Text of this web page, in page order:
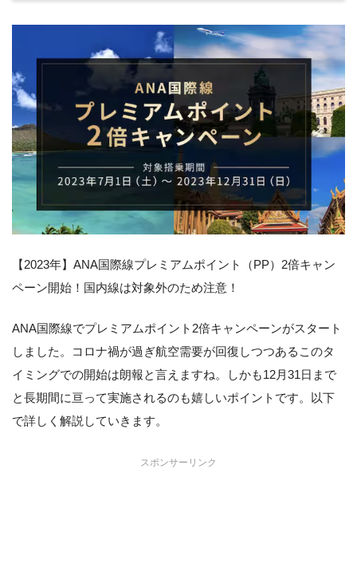
【2023年】ANA国際線プレミアムポイント（PP）2倍キャン
ペーン開始！国内線は対象外のため注意！
ANA国際線でプレミアムポイント2倍キャンペーンがスタート
しました。コロナ禍が過ぎ航空需要が回復しつつあるこのタ
イミングでの開始は朗報と言えますね。しかも12月31日まで
と長期間に亘って実施されるのも嬉しいポイントです。以下
で詳しく解説していきます。
スポンサーリンク